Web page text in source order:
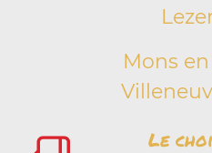
Mons
Le